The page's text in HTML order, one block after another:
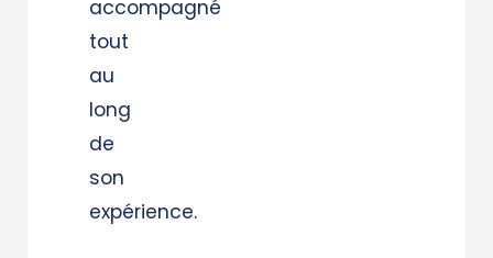
accompagné
tout
au
long
de
son
expérience.